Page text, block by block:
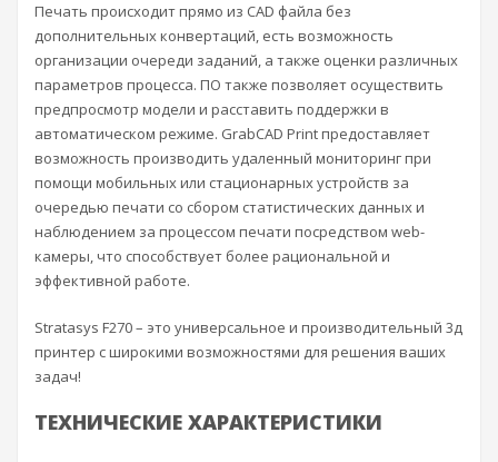
Печать происходит прямо из CAD файла без
дополнительных конвертаций, есть возможность
организации очереди заданий, а также оценки различных
параметров процесса. ПО также позволяет осуществить
предпросмотр модели и расставить поддержки в
автоматическом режиме. GrabCAD Print предоставляет
возможность производить удаленный мониторинг при
помощи мобильных или стационарных устройств за
очередью печати со сбором статистических данных и
наблюдением за процессом печати посредством web-
камеры, что способствует более рациональной и
эффективной работе.
Stratasys F270 – это универсальное и производительный 3д
принтер с широкими возможностями для решения ваших
задач!
ТЕХНИЧЕСКИЕ ХАРАКТЕРИСТИКИ